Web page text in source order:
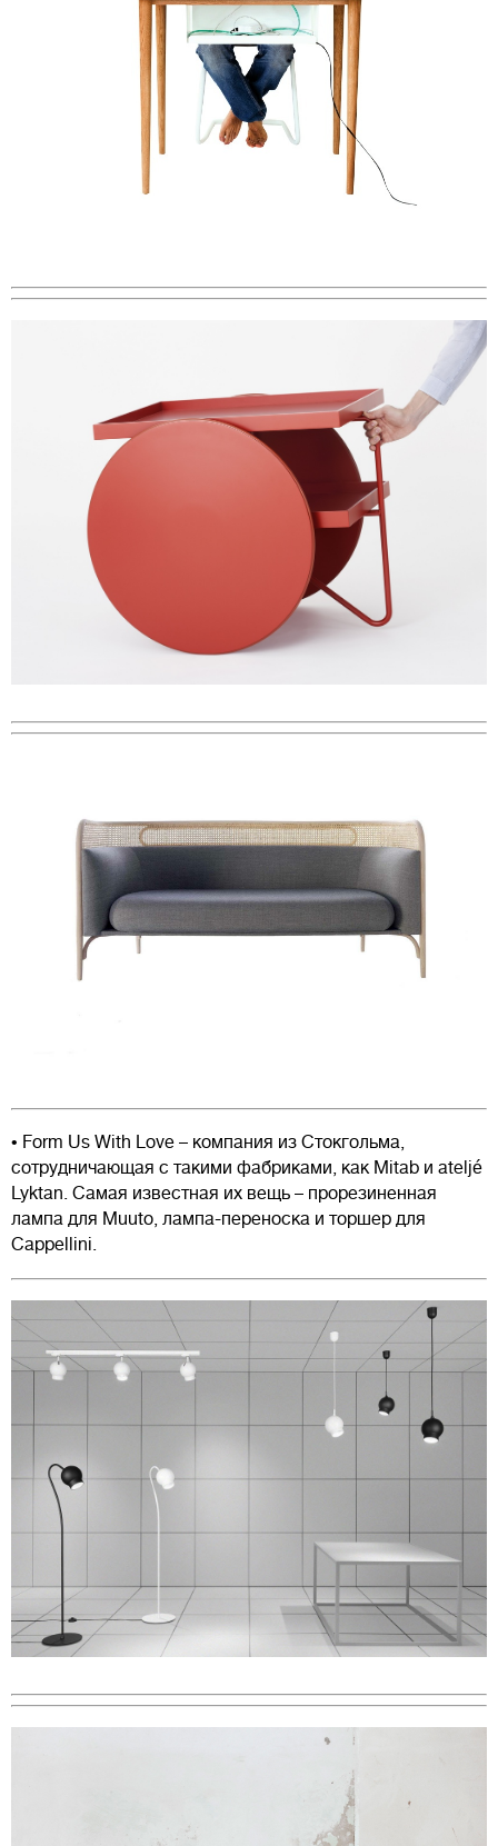
• Form Us With Love – компания из Стокгольма,
сотрудничающая с такими фабриками, как Mitab и ateljé
Lyktan. Самая известная их вещь – прорезиненная
лампа для Muuto, лампа-переноска и торшер для
Cappellini.